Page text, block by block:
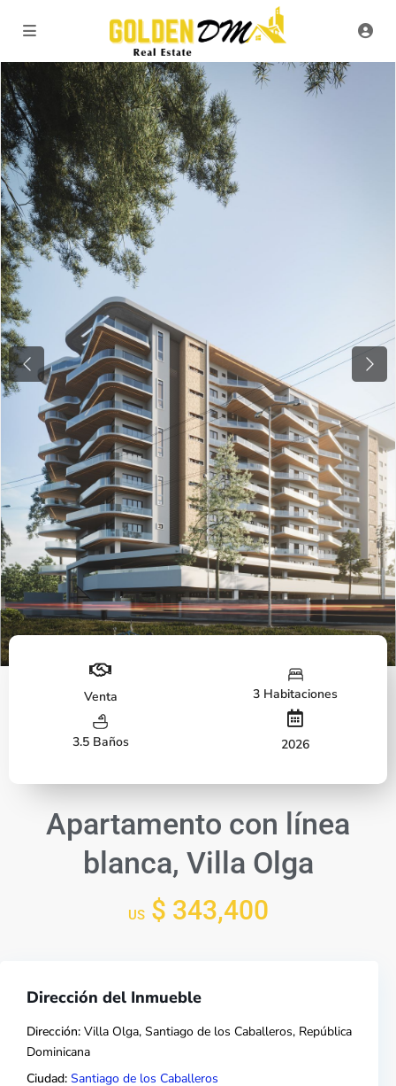
Previous
Fachada
Next
Venta 3 Habitaciones
3.5 Baños 2026
Apartamento con línea
blanca, Villa Olga
US$ 343,400
Dirección del Inmueble
Dirección: Villa Olga, Santiago de los Caballeros, República
Dominicana
Ciudad: Santiago de los Caballeros